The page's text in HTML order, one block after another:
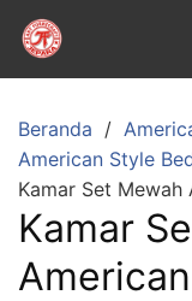
Beranda
American Style
Kamar Set
Kamar